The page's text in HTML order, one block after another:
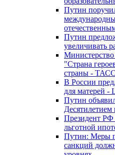
Путин
Путин
увеличивать
"Страна
страны - ТАСС
В России
для матерей -
Путин
Десятилетием
Президент РФ
льготной
Путин: Меры
санкций